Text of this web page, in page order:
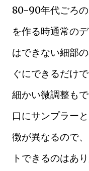
80-90年代ごろ
を作る時通常の
はできない細部
ぐにできるだけ
細かい微調整も
口にサンプラー
徴が異なるので
トできるのはあ